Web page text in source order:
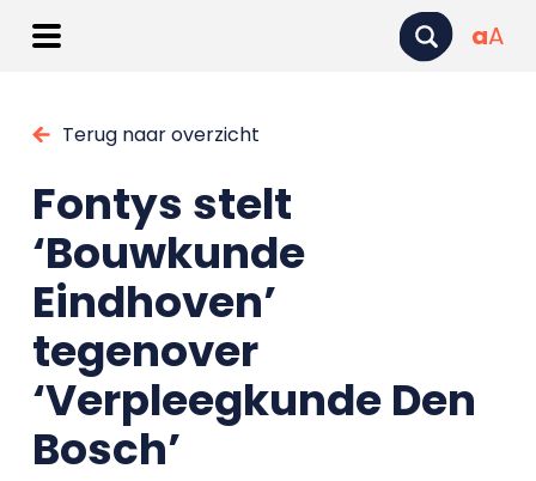
aA
Terug naar overzicht
Fontys stelt
‘Bouwkunde
Eindhoven’
tegenover
‘Verpleegkunde Den
Bosch’